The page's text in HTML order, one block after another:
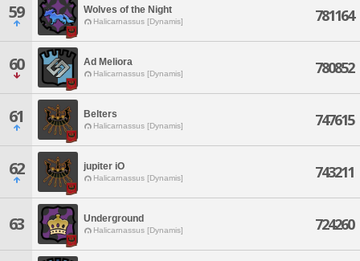
59 Wolves of the Night
Halicarnassus [Dynamis] 781164
60 Ad Meliora
Halicarnassus [Dynamis] 780852
61 Belters
Halicarnassus [Dynamis] 747615
62 jupiter iO
Halicarnassus [Dynamis] 743211
63 Underground
Halicarnassus [Dynamis] 724260